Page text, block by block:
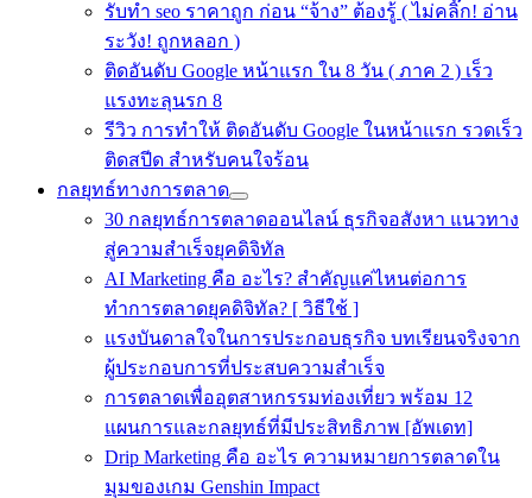
รับทำ seo ราคาถูก ก่อน “จ้าง” ต้องรู้ ( ไม่คลิ๊ก! อ่าน
ระวัง! ถูกหลอก )
ติดอันดับ Google หน้าแรก ใน 8 วัน ( ภาค 2 ) เร็ว
แรงทะลุนรก 8
รีวิว การทำให้ ติดอันดับ Google ในหน้าแรก รวดเร็ว
ติดสปีด สำหรับคนใจร้อน
กลยุทธ์ทางการตลาด
30 กลยุทธ์การตลาดออนไลน์ ธุรกิจอสังหา แนวทาง
สู่ความสำเร็จยุคดิจิทัล
AI Marketing คือ อะไร? สำคัญแค่ไหนต่อการ
ทำการตลาดยุคดิจิทัล? [ วิธีใช้ ]
แรงบันดาลใจในการประกอบธุรกิจ บทเรียนจริงจาก
ผู้ประกอบการที่ประสบความสำเร็จ
การตลาดเพื่ออุตสาหกรรมท่องเที่ยว พร้อม 12
แผนการและกลยุทธ์ที่มีประสิทธิภาพ [อัพเดท]
Drip Marketing คือ อะไร ความหมายการตลาดใน
มุมของเกม Genshin Impact